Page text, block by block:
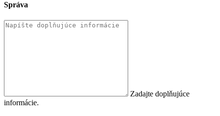
Správa
Zadajte doplňujúce
informácie.